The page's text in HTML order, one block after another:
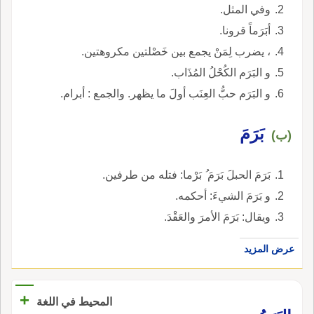
وفي المثل.
أبَرَماً قرونا.
، يضرب لِمَنْ يجمع بين خَصْلتين مكروهتين.
و البَرَم الكُحْلُ المُذَاب.
و البَرَم حبُّ العِنَب أولَ ما يظهر. والجمع : أبرام.
(ب) بَرَمَ
بَرَمَ الحبلَ بَرَمَ ُ بَرْما: فتله من طرفين.
و بَرَمَ الشيءَ: أحكمه.
ويقال: بَرَمَ الأمرَ والعَقْدَ.
عرض المزيد
المحيط في اللغة
+